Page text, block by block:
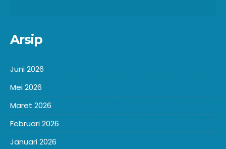
Arsip
Juni 2026
Mei 2026
Maret 2026
Februari 2026
Januari 2026